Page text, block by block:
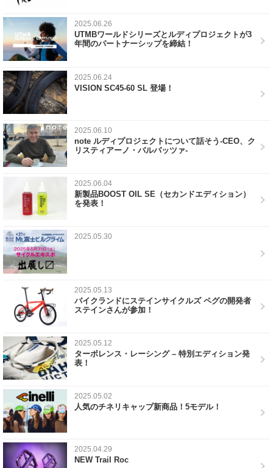
2025.06.26
UTMBワールドシリーズとルディプロジェクトが3
年間のパートナーシップを締結！
2025.06.24
VISION SC45-60 SL 登場！
2025.06.10
note ルディプロジェクトについて話そう-CEO、ク
リスティアーノ・バルバッツァ-
2025.06.04
新製品BOOST OIL SE（セカンドエディション）
を発表！
2025.05.30
2025.05.13
バイクランドにステインサイクルズ ペグの開発者
ステインさんが参加！
2025.05.12
ターボレンス・レーシング – 特別エディション発
表！
2025.05.02
人気のチネリキャップ新商品！5モデル！
2025.04.29
NEW Trail Roc